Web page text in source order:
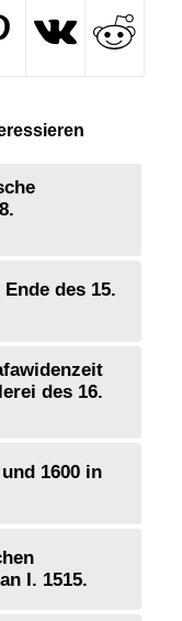
des 15.
des 16.
1600 in
I. 1515.